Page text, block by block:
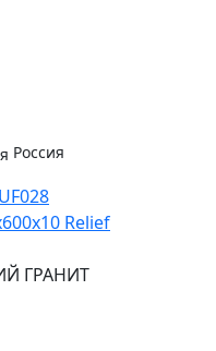
Россия
Relief
ГРАНИТ